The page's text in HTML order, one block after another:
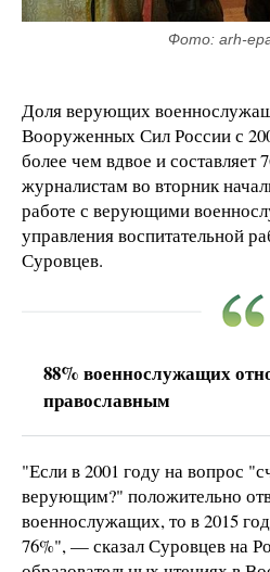
Фото: arh-
Доля верующих
Вооруженных Сил России с
более чем вдвое и составляет
журналистам во вторник
работе с верующими
управления воспитательной
Суровцев.
88% военнослужащих
православным
"Если в 2001 году на вопрос
верующим?" положительно
военнослужащих, то в 2015
76%", — сказал Суровцев на